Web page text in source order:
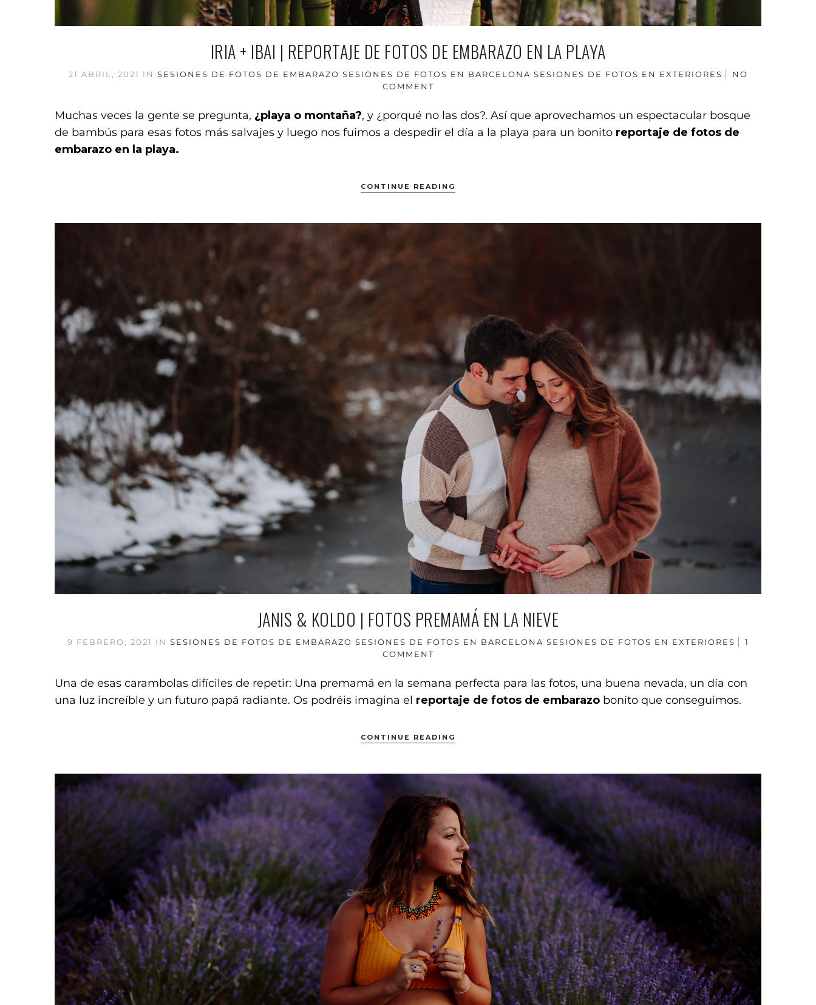
IRIA + IBAI | REPORTAJE DE FOTOS DE EMBARAZO EN LA PLAYA
21 ABRIL, 2021 IN SESIONES DE FOTOS DE EMBARAZO SESIONES DE FOTOS EN BARCELONA SESIONES DE FOTOS EN EXTERIORES
NO
COMMENT
Muchas veces la gente se pregunta, ¿playa o montaña?, y ¿porqué no las dos?. Así que aprovechamos un espectacular bosque
de bambús para esas fotos más salvajes y luego nos fuimos a despedir el día a la playa para un bonito reportaje de fotos de
embarazo en la playa.
CONTINUE READING
JANIS & KOLDO | FOTOS PREMAMÁ EN LA NIEVE
9 FEBRERO, 2021 IN SESIONES DE FOTOS DE EMBARAZO SESIONES DE FOTOS EN BARCELONA SESIONES DE FOTOS EN EXTERIORES
1
COMMENT
Una de esas carambolas difíciles de repetir: Una premamá en la semana perfecta para las fotos, una buena nevada, un día con
una luz increíble y un futuro papá radiante. Os podréis imagina el reportaje de fotos de embarazo bonito que conseguimos.
CONTINUE READING